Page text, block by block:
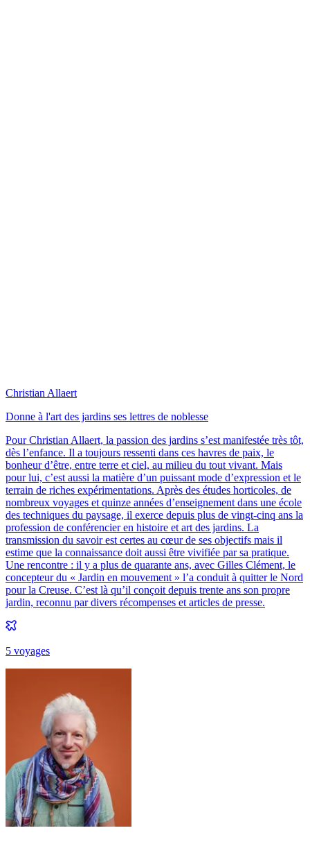
Christian Allaert
Donne à l'art des jardins ses lettres de noblesse
Pour Christian Allaert, la passion des jardins s’est manifestée très tôt,
dès l’enfance. Il a toujours ressenti dans ces havres de paix, le
bonheur d’être, entre terre et ciel, au milieu du tout vivant. Mais
pour lui, c’est aussi la matière d’un puissant mode d’expression et le
terrain de riches expérimentations. Après des études horticoles, de
nombreux voyages et quinze années d’enseignement dans une école
des techniques du paysage, il exerce depuis plus de vingt-cinq ans la
profession de conférencier en histoire et art des jardins. La
transmission du savoir est certes au cœur de ses objectifs mais il
estime que la connaissance doit aussi être vivifiée par sa pratique.
Une rencontre : il y a plus de quarante ans, avec Gilles Clément, le
concepteur du « Jardin en mouvement » l’a conduit à quitter le Nord
pour la Creuse. C’est là qu’il conçoit depuis trente ans son propre
jardin, reconnu par divers récompenses et articles de presse.
5 voyages